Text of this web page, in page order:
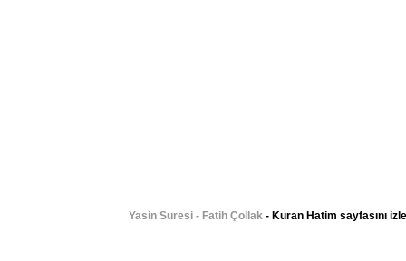
Yasin Suresi - Fatih Çollak - Kuran Hatim sayfasını